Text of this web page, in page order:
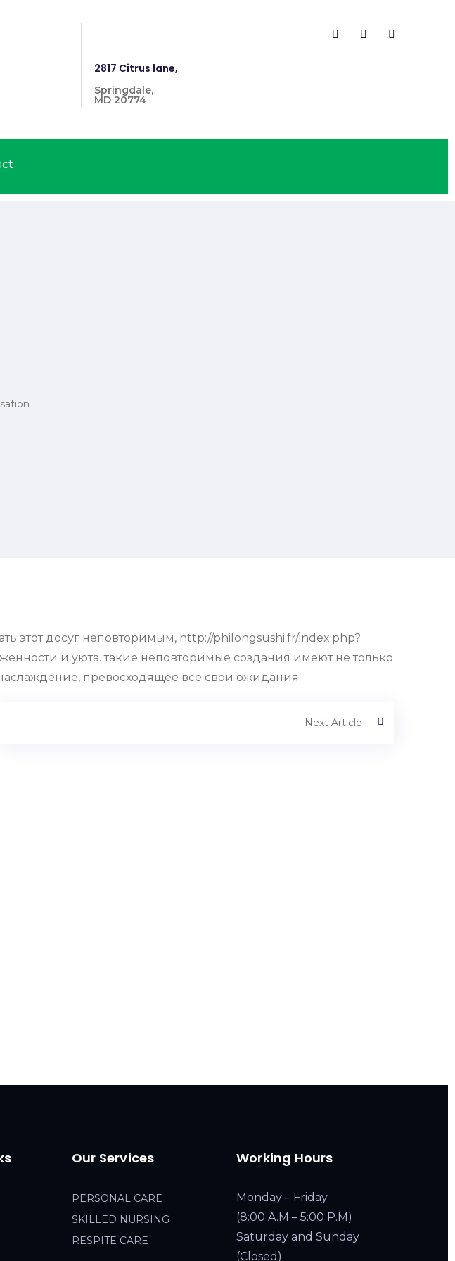
2817 Citrus lane,
Springdale,
MD 20774
этот досуг неповторимым, http://philongsushi.fr/index.php?
и уюта. такие неповторимые создания имеют не только
превосходящее все свои ожидания.
Next Article
Our Services
PERSONAL CARE
SKILLED NURSING
RESPITE CARE
Working Hours
Monday – Friday
(8:00 A.M – 5:00 P.M)
Saturday and Sunday
(Closed)